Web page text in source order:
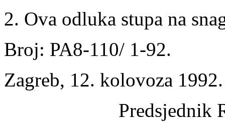
2. Ova odluka stupa na
Broj: PA8-110/ 1-92.
Zagreb, 12. kolovoza 1992.
Predsjednik